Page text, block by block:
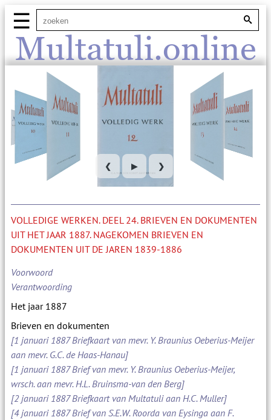
Multatuli.online
☰
❮ ▶ ❯
VOLLEDIGE WERKEN. DEEL 24. BRIEVEN EN DOKUMENTEN
UIT HET JAAR 1887. NAGEKOMEN BRIEVEN EN
DOKUMENTEN UIT DE JAREN 1839-1886
Voorwoord
Verantwoording
Het jaar 1887
Brieven en dokumenten
[1 januari 1887 Briefkaart van mevr. Y. Braunius Oeberius-Meijer
aan mevr. G.C. de Haas-Hanau]
[1 januari 1887 Brief van mevr. Y. Braunius Oeberius-Meijer,
wrsch. aan mevr. H.L. Bruinsma-van den Berg]
[2 januari 1887 Briefkaart van Multatuli aan H.C. Muller]
[4 januari 1887 Brief van S.E.W. Roorda van Eysinga aan F.